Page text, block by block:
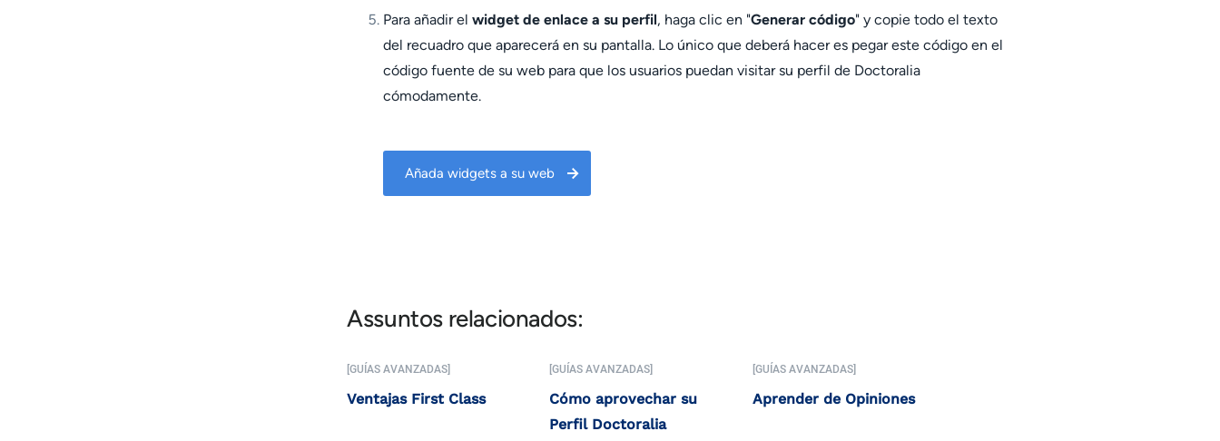
Para añadir elwidget de enlace a su perfil, haga clic en "Generar código" y copie todo el texto
del recuadro que aparecerá en su pantalla. Lo único que deberá hacer es pegar este código en el
código fuente de su web para que los usuarios puedan visitar su perfil de Doctoralia
cómodamente.
Añada widgets a su web
Assuntos relacionados:
[GUÍAS AVANZADAS]
Ventajas First Class
[GUÍAS AVANZADAS]
Cómo aprovechar su
Perfil Doctoralia
[GUÍAS AVANZADAS]
Aprender de Opiniones